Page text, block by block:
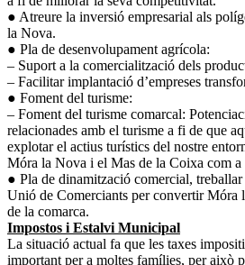
● Atreure la inversió empresarial als
la Nova.
● Pla de desenvolupament agrícola:
– Suport a la comercialització dels
– Facilitar implantació d’empreses
● Foment del turisme:
– Foment del turisme comarcal:
relacionades amb el turisme a fi de que
explotar el actius turístics del nostre
Móra la Nova i el Mas de la Coixa com a
● Pla de dinamització comercial,
Unió de Comerciants per convertir Móra
de la comarca.
Impostos i Estalvi Municipal
La situació actual fa que les taxes
important per a moltes famílies, per això